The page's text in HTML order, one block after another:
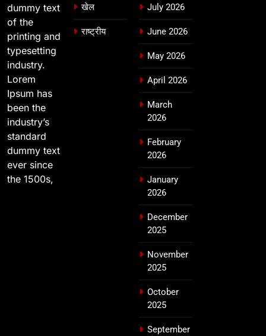
dummy text
of the
printing and
typesetting
industry.
Lorem
Ipsum has
been the
industry’s
standard
dummy text
ever since
the 1500s,
खेल
राष्ट्रीय
July 2026
June 2026
May 2026
April 2026
March
2026
February
2026
January
2026
December
2025
November
2025
October
2025
September